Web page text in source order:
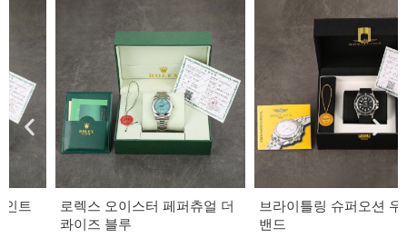
로렉스 오이스터 페퍼츄얼 더
콰이즈 블루
브라이틀링 슈퍼오션 우레탄